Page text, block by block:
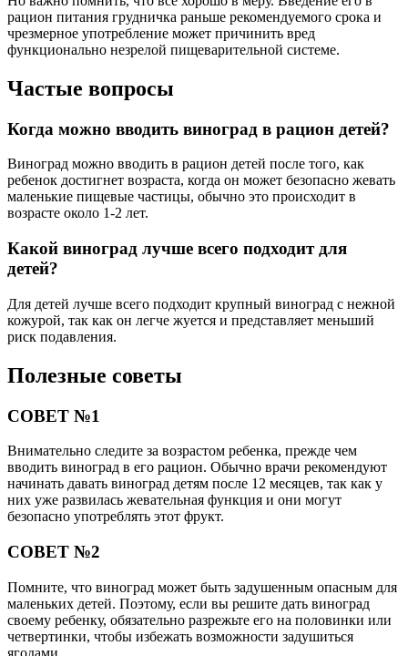
рацион питания грудничка раньше рекомендуемого срока и
чрезмерное употребление может причинить вред
функционально незрелой пищеварительной системе.
Частые вопросы
Когда можно вводить виноград в рацион детей?
Виноград можно вводить в рацион детей после того, как
ребенок достигнет возраста, когда он может безопасно жевать
маленькие пищевые частицы, обычно это происходит в
возрасте около 1-2 лет.
Какой виноград лучше всего подходит для
детей?
Для детей лучше всего подходит крупный виноград с нежной
кожурой, так как он легче жуется и представляет меньший
риск подавления.
Полезные советы
СОВЕТ №1
Внимательно следите за возрастом ребенка, прежде чем
вводить виноград в его рацион. Обычно врачи рекомендуют
начинать давать виноград детям после 12 месяцев, так как у
них уже развилась жевательная функция и они могут
безопасно употреблять этот фрукт.
СОВЕТ №2
Помните, что виноград может быть задушенным опасным для
маленьких детей. Поэтому, если вы решите дать виноград
своему ребенку, обязательно разрежьте его на половинки или
четвертинки, чтобы избежать возможности задушиться
ягодами.